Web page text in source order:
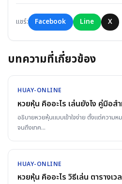
แชร์: Facebook Line X
บทความที่เกี่ยวข้อง
HUAY-ONLINE
หวยหุ้น คืออะไร เล่นยังไง คู่มือส
อธิบายหวยหุ้นแบบเข้าใจง่าย ตั้งแต่ความห
จนถึงเทค...
HUAY-ONLINE
หวยหุ้น คืออะไร วิธีเล่น ตารางเ